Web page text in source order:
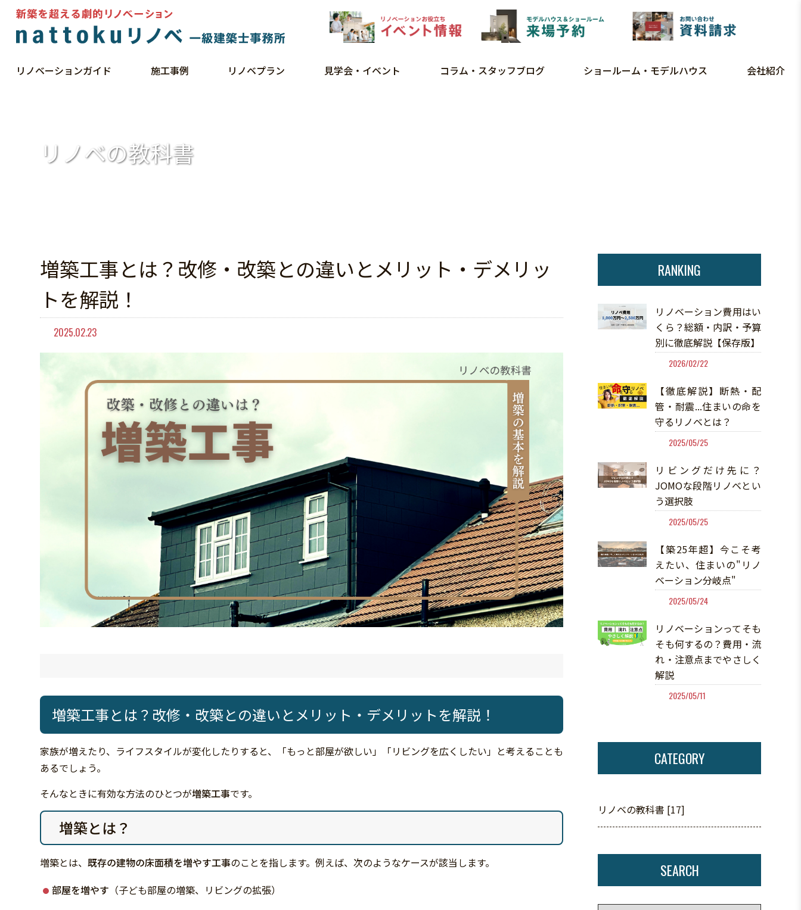
リノベーションガイド 施工事例 リノベプラン 見学会・イベント コラム・スタッフブログ ショールーム・モデルハウス 会社紹介
リノベの教科書
増築工事とは？改修・改築との違いとメリット・デメリッ
トを解説！
2025.02.23
増築工事とは？改修・改築との違いとメリット・デメリットを解説！
家族が増えたり、ライフスタイルが変化したりすると、「もっと部屋が欲しい」「リビングを広くしたい」と考えることも
あるでしょう。
そんなときに有効な方法のひとつが増築工事です。
増築とは？
増築とは、既存の建物の床面積を増やす工事のことを指します。例えば、次のようなケースが該当します。
部屋を増やす （子ども部屋の増築、リビングの拡張）
RANKING
リノベーション費用はい
くら？総額・内訳・予算
別に徹底解説【保存版】
2026/02/22
【徹底解説】断熱・配
管・耐震...住まいの命を
守るリノベとは？
2025/05/25
リビングだけ先に？
JOMOな段階リノベとい
う選択肢
2025/05/25
【築25年超】今こそ考
えたい、住まいの"リノ
ベーション分岐点"
2025/05/24
リノベーションってそも
そも何するの？費用・流
れ・注意点までやさしく
解説
2025/05/11
CATEGORY
リノベの教科書 [17]
SEARCH